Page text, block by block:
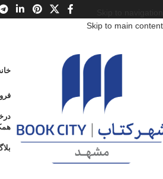
Skip to main content